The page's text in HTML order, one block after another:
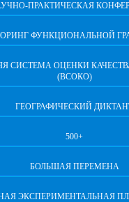
ПРАКТИЧЕСКАЯ
ФУНКЦИОНАЛЬНОЙ
СИСТЕМА ОЦЕНКИ
(ВСОКО)
ГЕОГРАФИЧЕСКИЙ
500+
БОЛЬШАЯ ПЕРЕМЕНА
ЭКСПЕРИМЕНТАЛЬНАЯ